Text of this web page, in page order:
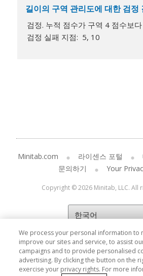
길이의 구역 관리도에 대한 검정
검정. 누적 점수가 구역 4 점수보
검정 실패 지점: 5, 10
Minitab.com 라이센스 포털
문의하기
Your
Copyright © 2026 Minitab, LLC. All
We process your personal information to
improve our sites and service, to assist
campaigns and to provide personalised
advertising. By clicking the button on the
exercise your privacy rights. For more